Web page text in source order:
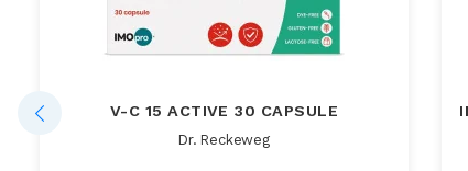
V-C 15 ACTIVE 30 CAPSULE
Dr. Reckeweg